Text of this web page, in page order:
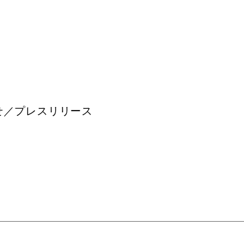
／プレスリリース